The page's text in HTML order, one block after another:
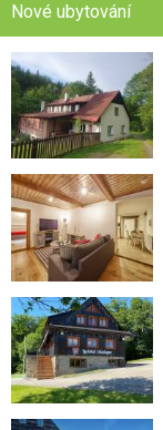
Nové ubytování